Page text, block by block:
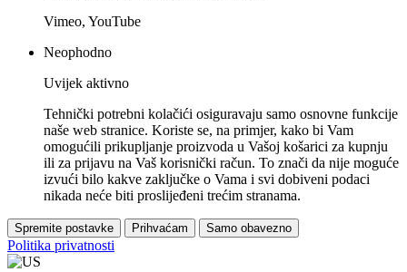
Vimeo, YouTube
Neophodno
Uvijek aktivno
Tehnički potrebni kolačići osiguravaju samo osnovne funkcije
naše web stranice. Koriste se, na primjer, kako bi Vam
omogućili prikupljanje proizvoda u Vašoj košarici za kupnju
ili za prijavu na Vaš korisnički račun. To znači da nije moguće
izvući bilo kakve zaključke o Vama i svi dobiveni podaci
nikada neće biti proslijeđeni trećim stranama.
Spremite postavke Prihvaćam Samo obavezno
Politika privatnosti